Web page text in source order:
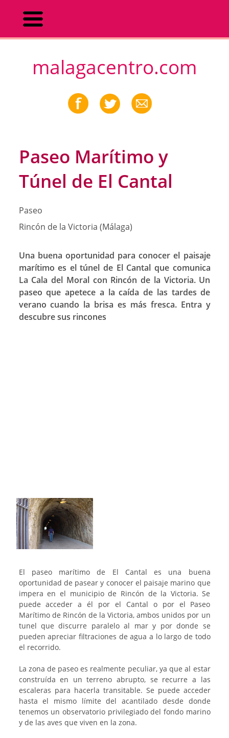
malagacentro.com
Paseo Marítimo y
Túnel de El Cantal
Paseo
Rincón de la Victoria (Málaga)
Una buena oportunidad para conocer el paisaje
marítimo es el túnel de El Cantal que comunica
La Cala del Moral con Rincón de la Victoria. Un
paseo que apetece a la caída de las tardes de
verano cuando la brisa es más fresca. Entra y
descubre sus rincones
El paseo marítimo de El Cantal es una buena
oportunidad de pasear y conocer el paisaje marino que
impera en el municipio de Rincón de la Victoria. Se
puede acceder a él por el Cantal o por el Paseo
Marítimo de Rincón de la Victoria, ambos unidos por un
tunel que discurre paralelo al mar y por donde se
pueden apreciar filtraciones de agua a lo largo de todo
el recorrido.
La zona de paseo es realmente peculiar, ya que al estar
construída en un terreno abrupto, se recurre a las
escaleras para hacerla transitable. Se puede acceder
hasta el mismo límite del acantilado desde donde
tenemos un observatorio privilegiado del fondo marino
y de las aves que viven en la zona.